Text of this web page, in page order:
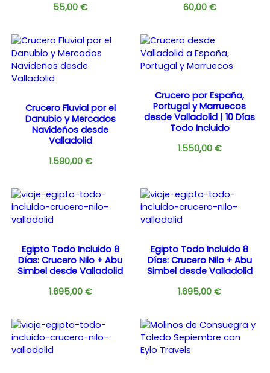
55,00€
60,00 €
Crucero Fluvial por el
Danubio y Mercados
Navideños desde
Valladolid
1.590,00 €
Crucero por España,
Portugal y Marruecos
desde Valladolid | 10 Días
Todo Incluido
1.550,00 €
Egipto Todo Incluido 8
Días: Crucero Nilo + Abu
Simbel desde Valladolid
1.695,00 €
Egipto Todo Incluido 8
Días: Crucero Nilo + Abu
Simbel desde Valladolid
1.695,00€